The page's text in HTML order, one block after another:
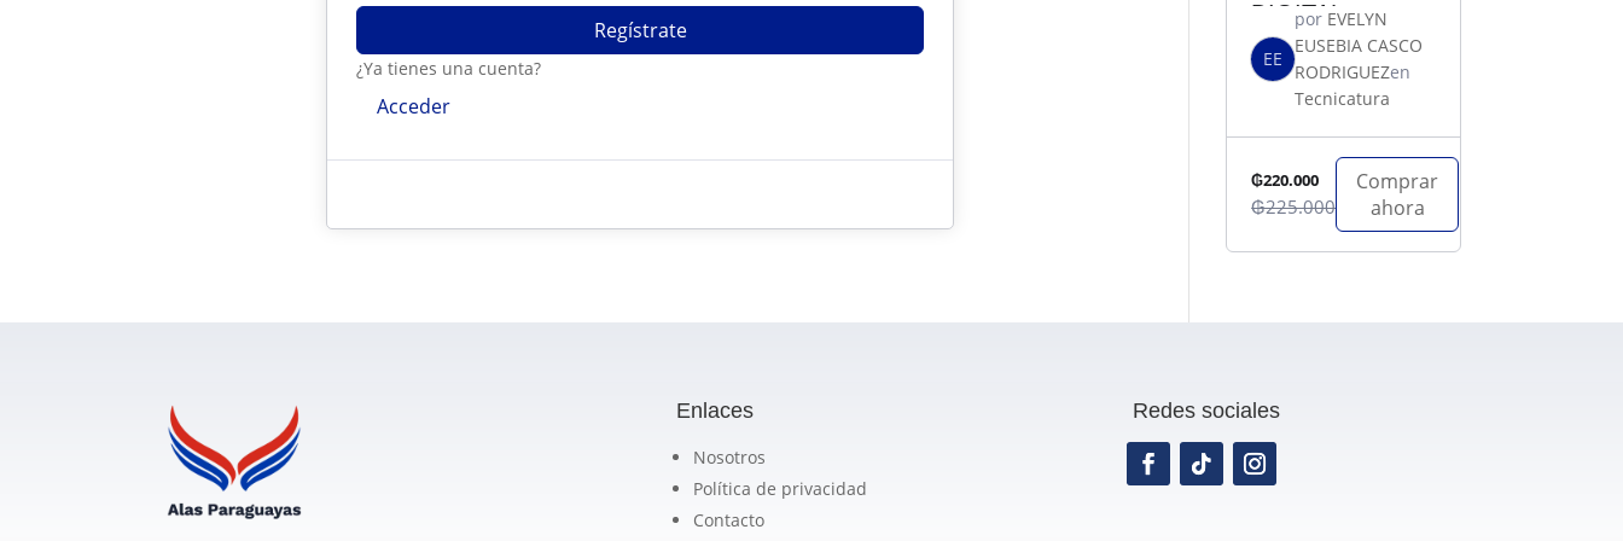
Regístrate
¿Ya tienes una cuenta?
Acceder
DIGITAL
EE
por EVELYN
EUSEBIA CASCO
RODRIGUEZen
Tecnicatura
₲220.000
₲225.000
Comprar
ahora
Enlaces
Nosotros
Política de privacidad
Contacto
Redes sociales